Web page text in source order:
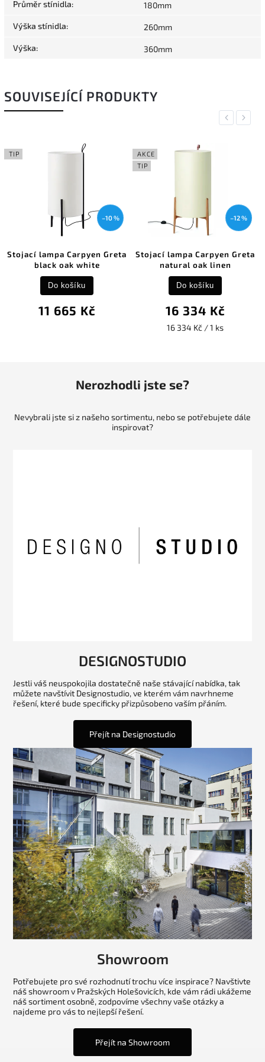
Průměr stínidla: 180mm
Výška stínidla: 260mm
Výška: 360mm
SOUVISEJÍCÍ PRODUKTY
Previous
TIP
–10 %
Stojací lampa Carpyen Greta
black oak white
11 665 Kč
Do košíku
AKCE
TIP
–12 %
Stojací lampa Carpyen Greta
natural oak linen
16 334 Kč
16 334 Kč / 1 ks
Do košíku
Next
Nerozhodli jste se?
Nevybrali jste si z našeho sortimentu, nebo se potřebujete dále
inspirovat?
DESIGNOSTUDIO
Jestli váš neuspokojila dostatečně naše stávající nabídka, tak
můžete navštívit Designostudio, ve kterém vám navrhneme
řešení, které bude specificky přizpůsobeno vaším přáním.
Přejít na Designostudio
Showroom
Potřebujete pro své rozhodnutí trochu více inspirace? Navštivte
náš showroom v Pražských Holešovicích, kde vám rádi ukážeme
náš sortiment osobně, zodpovíme všechny vaše otázky a
najdeme pro vás to nejlepší řešení.
Přejít na Showroom